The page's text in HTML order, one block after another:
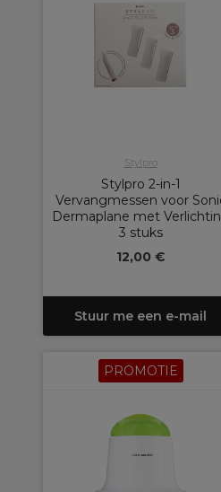
Stylpro
Stylpro 2-in-1
Vervangmessen voor
Dermaplane met
3 stuks
12,00 €
Stuur me een e-mail
PROMOTIE